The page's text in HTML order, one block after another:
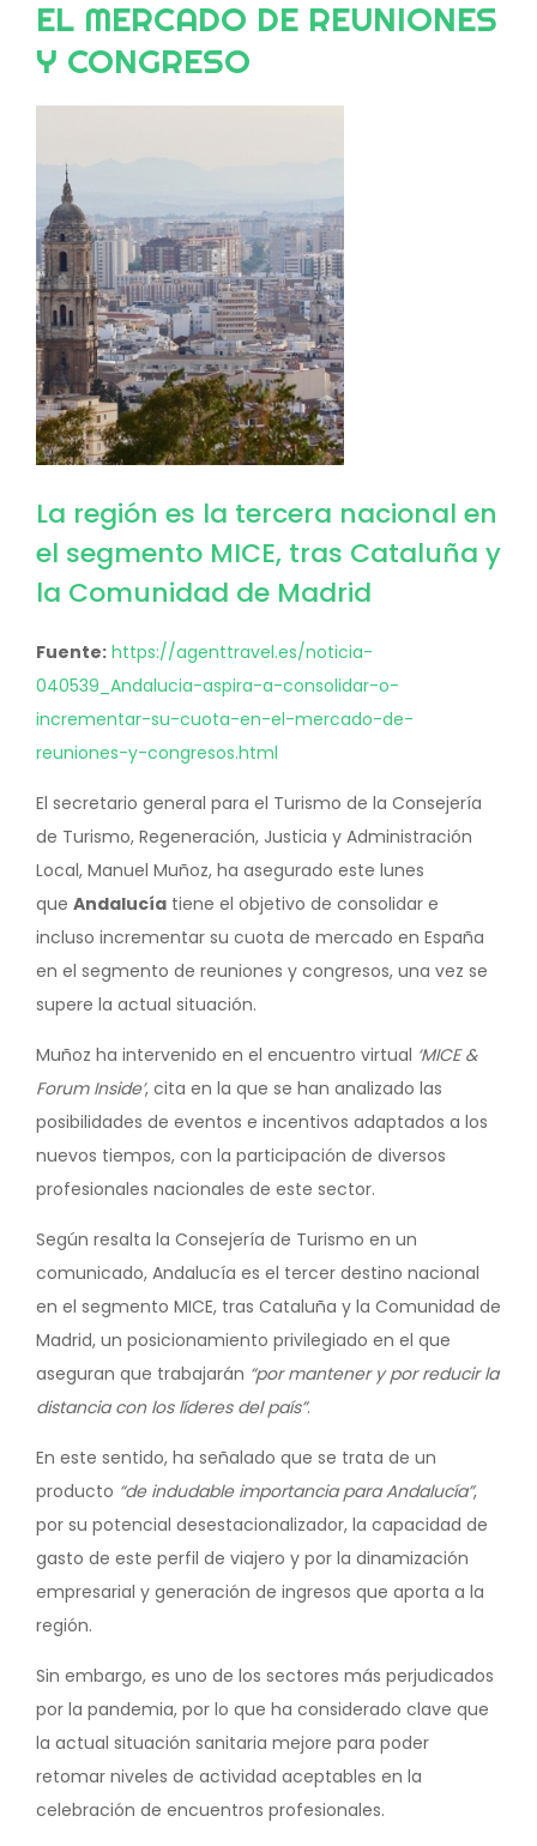
EL MERCADO DE REUNIONES
Y CONGRESO
La región es la tercera nacional en
el segmento MICE, tras Cataluña y
la Comunidad de Madrid
Fuente: https://agenttravel.es/noticia-
040539_Andalucia-aspira-a-consolidar-o-
incrementar-su-cuota-en-el-mercado-de-
reuniones-y-congresos.html
El secretario general para el Turismo de la Consejería
de Turismo, Regeneración, Justicia y Administración
Local, Manuel Muñoz, ha asegurado este lunes
que Andalucía tiene el objetivo de consolidar e
incluso incrementar su cuota de mercado en España
en el segmento de reuniones y congresos, una vez se
supere la actual situación.
Muñoz ha intervenido en el encuentro virtual ‘MICE &
Forum Inside’, cita en la que se han analizado las
posibilidades de eventos e incentivos adaptados a los
nuevos tiempos, con la participación de diversos
profesionales nacionales de este sector.
Según resalta la Consejería de Turismo en un
comunicado, Andalucía es el tercer destino nacional
en el segmento MICE, tras Cataluña y la Comunidad de
Madrid, un posicionamiento privilegiado en el que
aseguran que trabajarán “por mantener y por reducir la
distancia con los líderes del país”.
En este sentido, ha señalado que se trata de un
producto “de indudable importancia para Andalucía”,
por su potencial desestacionalizador, la capacidad de
gasto de este perfil de viajero y por la dinamización
empresarial y generación de ingresos que aporta a la
región.
Sin embargo, es uno de los sectores más perjudicados
por la pandemia, por lo que ha considerado clave que
la actual situación sanitaria mejore para poder
retomar niveles de actividad aceptables en la
celebración de encuentros profesionales.